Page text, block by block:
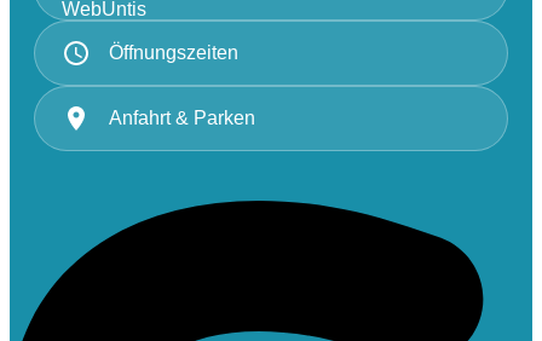
Öffnungszeiten
Anfahrt & Parken